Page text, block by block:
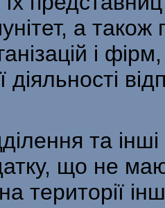
а
і
діяльності
та інші
що не
терито­рії